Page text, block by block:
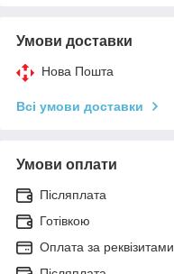
Умови доставки
Нова Пошта
Всі умови доставки
Умови оплати
Післяплата
Готівкою
Оплата за реквізитами